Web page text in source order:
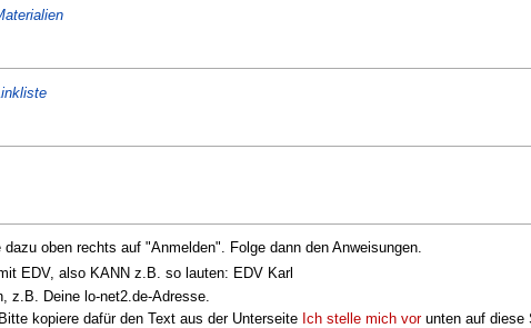
oben rechts auf "Anmelden". Folge dann den Anweisungen.
EDV, also KANN z.B. so lauten: EDV Karl
z.B. Deine lo-net2.de-Adresse.
kopiere dafür den Text aus der Unterseite Ich stelle mich vorunten auf diese